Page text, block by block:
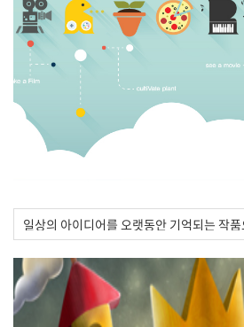
일상의 아이디어를 오랫동안 기억되는 작